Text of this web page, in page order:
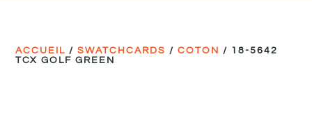
ACCUEIL /SWATCHCARDS /COTON / 18-5642
TCX GOLF GREEN